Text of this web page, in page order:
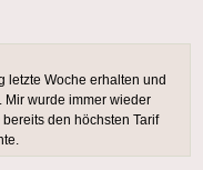
letzte Woche erhalten und
Mir wurde immer wieder
den höchsten Tarif